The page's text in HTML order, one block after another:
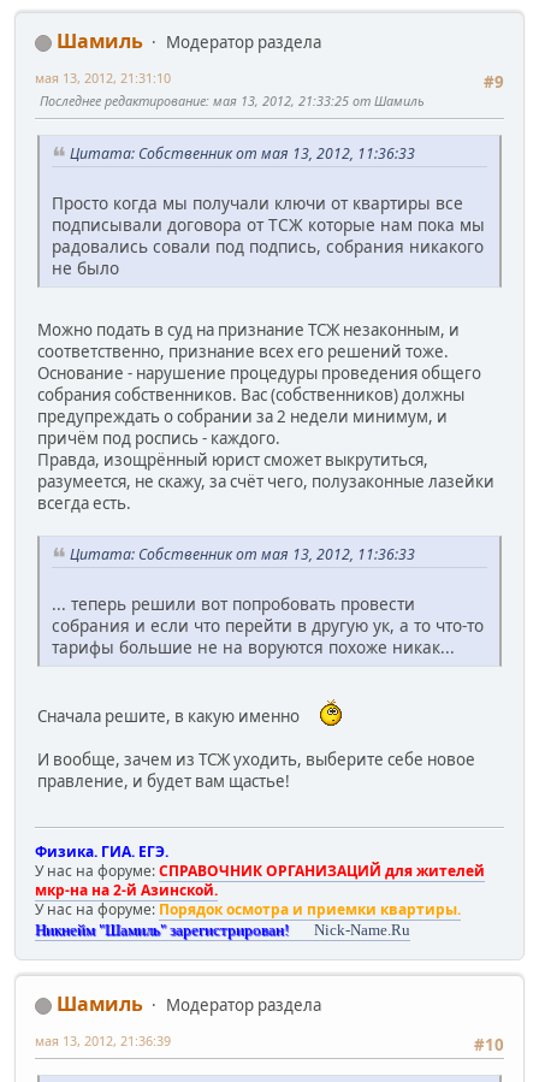
Шамиль
Модератор раздела
#9
мая 13, 2012, 21:31:10
Последнее редактирование: мая 13, 2012, 21:33:25 от Шамиль
Цитата: Собственник от мая 13, 2012, 11:36:33
Просто когда мы получали ключи от квартиры все
подписывали договора от ТСЖ которые нам пока мы
радовались совали под подпись, собрания никакого
не было
Можно подать в суд на признание ТСЖ незаконным, и
соответственно, признание всех его решений тоже.
Основание - нарушение процедуры проведения общего
собрания собственников. Вас (собственников) должны
предупреждать о собрании за 2 недели минимум, и
причём под роспись - каждого.
Правда, изощрённый юрист сможет выкрутиться,
разумеется, не скажу, за счёт чего, полузаконные лазейки
всегда есть.
Цитата: Собственник от мая 13, 2012, 11:36:33
... теперь решили вот попробовать провести
собрания и если что перейти в другую ук, а то что-то
тарифы большие не на воруются похоже никак...
Сначала решите, в какую именно
И вообще, зачем из ТСЖ уходить, выберите себе новое
правление, и будет вам щастье!
Физика. ГИА. ЕГЭ.
У нас на форуме:СПРАВОЧНИК ОРГАНИЗАЦИЙ для жителей
мкр-на на 2-й Азинской.
У нас на форуме: Порядок осмотра и приемки квартиры.
Никнейм "Шамиль" зарегистрирован! Nick-Name.Ru
Шамиль
Модератор раздела
#10
мая 13, 2012, 21:36:39